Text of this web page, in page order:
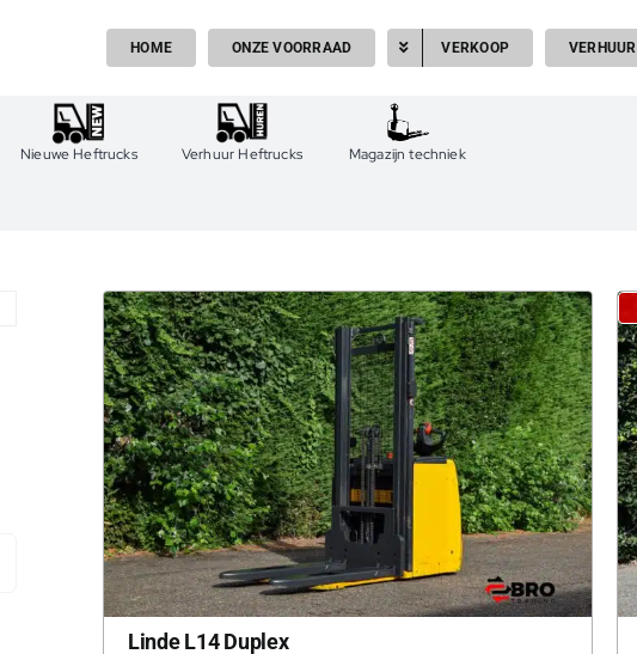
HOME ONZE VOORRAAD VERKOOP VERHUUR
Nieuwe Heftrucks Verhuur Heftrucks Magazijn techniek
Linde L14 Duplex